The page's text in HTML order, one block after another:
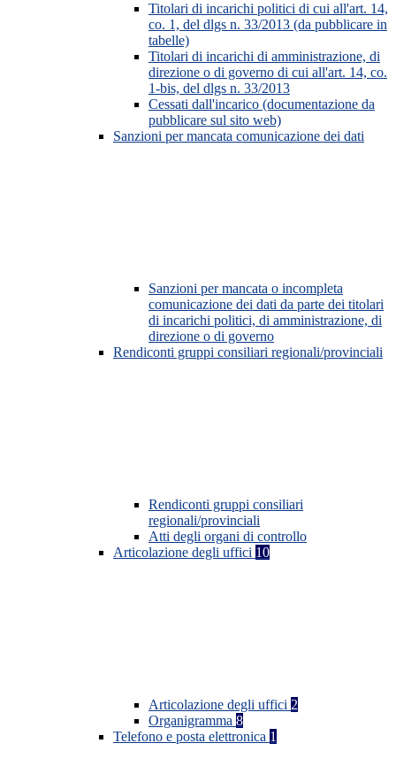
Titolari di incarichi politici di cui all'art. 14,
co. 1, del dlgs n. 33/2013 (da pubblicare in
tabelle)
Titolari di incarichi di amministrazione, di
direzione o di governo di cui all'art. 14, co.
1-bis, del dlgs n. 33/2013
Cessati dall'incarico (documentazione da
pubblicare sul sito web)
Sanzioni per mancata comunicazione dei dati
Sanzioni per mancata o incompleta
comunicazione dei dati da parte dei titolari
di incarichi politici, di amministrazione, di
direzione o di governo
Rendiconti gruppi consiliari regionali/provinciali
Rendiconti gruppi consiliari
regionali/provinciali
Atti degli organi di controllo
Articolazione degli uffici 10
Articolazione degli uffici 2
Organigramma 8
Telefono e posta elettronica 1